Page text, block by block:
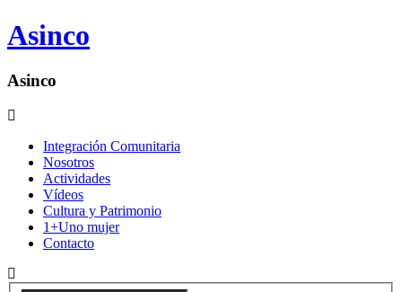
Asinco
Asinco
Integración Comunitaria
Nosotros
Actividades
Vídeos
Cultura y Patrimonio
1+Uno mujer
Contacto